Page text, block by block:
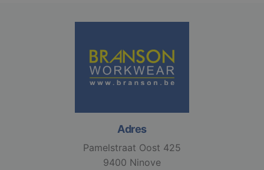
Adres
Pamelstraat Oost 425
9400 Ninove
Functioneel
Niet-geclassificeerd
Strikt noodzakelijke cookies maken de
website kan niet goed worden gebruikt zonder de
Domein
django_language .branson